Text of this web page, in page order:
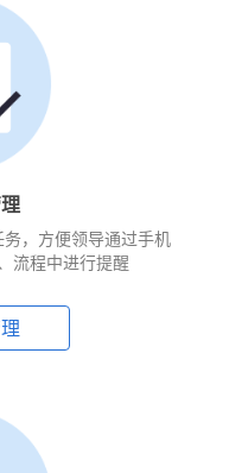
，方便领导通过手机
流程中进行提醒